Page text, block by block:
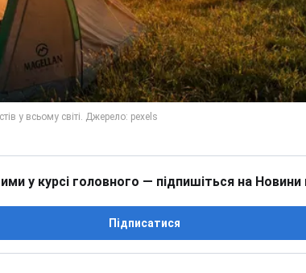
у курсі головного — підпишіться на Новини
Підписатися